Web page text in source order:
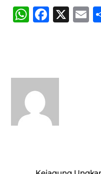
W
pp
Fa X E